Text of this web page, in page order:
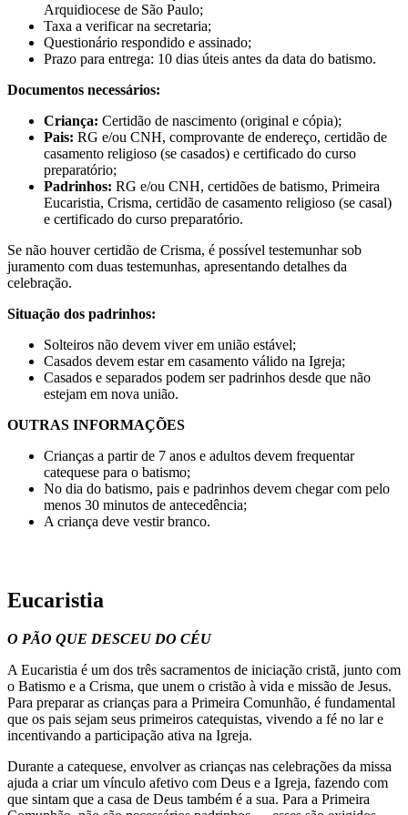
Arquidiocese de São Paulo;
Taxa a verificar na secretaria;
Questionário respondido e assinado;
Prazo para entrega: 10 dias úteis antes da data do batismo.
Documentos necessários:
Criança: Certidão de nascimento (original e cópia);
Pais: RG e/ou CNH, comprovante de endereço, certidão de
casamento religioso (se casados) e certificado do curso
preparatório;
Padrinhos: RG e/ou CNH, certidões de batismo, Primeira
Eucaristia, Crisma, certidão de casamento religioso (se casal)
e certificado do curso preparatório.
Se não houver certidão de Crisma, é possível testemunhar sob
juramento com duas testemunhas, apresentando detalhes da
celebração.
Situação dos padrinhos:
Solteiros não devem viver em união estável;
Casados devem estar em casamento válido na Igreja;
Casados e separados podem ser padrinhos desde que não
estejam em nova união.
OUTRAS INFORMAÇÕES
Crianças a partir de 7 anos e adultos devem frequentar
catequese para o batismo;
No dia do batismo, pais e padrinhos devem chegar com pelo
menos 30 minutos de antecedência;
A criança deve vestir branco.
Eucaristia
O PÃO QUE DESCEU DO CÉU
A Eucaristia é um dos três sacramentos de iniciação cristã, junto com
o Batismo e a Crisma, que unem o cristão à vida e missão de Jesus.
Para preparar as crianças para a Primeira Comunhão, é fundamental
que os pais sejam seus primeiros catequistas, vivendo a fé no lar e
incentivando a participação ativa na Igreja.
Durante a catequese, envolver as crianças nas celebrações da missa
ajuda a criar um vínculo afetivo com Deus e a Igreja, fazendo com
que sintam que a casa de Deus também é a sua. Para a Primeira